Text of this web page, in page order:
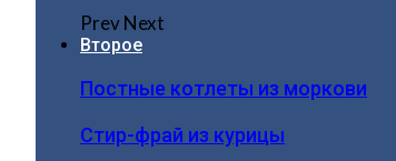
PrevNext
Второе
Постные котлеты из моркови
Стир-фрай из курицы